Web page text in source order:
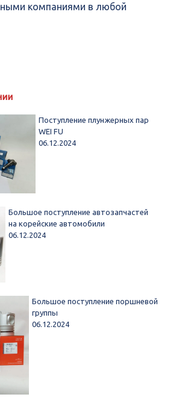
компаниями в любой
Поступление плунжерных пар
WEI FU
06.12.2024
Большое поступление автозапчастей
на корейские автомобили
06.12.2024
Большое поступление поршневой
группы
06.12.2024